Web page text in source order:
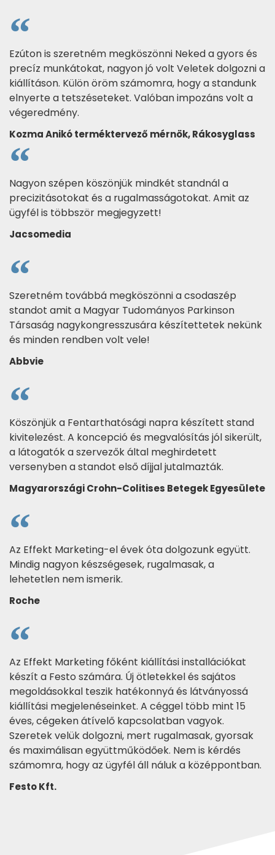
Ezúton is szeretném megköszönni Neked a gyors és
precíz munkátokat, nagyon jó volt Veletek dolgozni a
kiállításon. Külön öröm számomra, hogy a standunk
elnyerte a tetszéseteket. Valóban impozáns volt a
végeredmény.
Kozma Anikó terméktervező mérnök, Rákosyglass
Nagyon szépen köszönjük mindkét standnál a
precizitásotokat és a rugalmasságotokat. Amit az
ügyfél is többször megjegyzett!
Jacsomedia
Szeretném továbbá megköszönni a csodaszép
standot amit a Magyar Tudományos Parkinson
Társaság nagykongresszusára készítettetek nekünk
és minden rendben volt vele!
Abbvie
Köszönjük a Fentarthatósági napra készített stand
kivitelezést. A koncepció és megvalósítás jól sikerült,
a látogatók a szervezők által meghirdetett
versenyben a standot első díjjal jutalmazták.
Magyarországi Crohn-Colitises Betegek Egyesülete
Az Effekt Marketing-el évek óta dolgozunk együtt.
Mindig nagyon készségesek, rugalmasak, a
lehetetlen nem ismerik.
Roche
Az Effekt Marketing főként kiállítási installációkat
készít a Festo számára. Új ötletekkel és sajátos
megoldásokkal teszik hatékonnyá és látványossá
kiállítási megjelenéseinket. A céggel több mint 15
éves, cégeken átívelő kapcsolatban vagyok.
Szeretek velük dolgozni, mert rugalmasak, gyorsak
és maximálisan együttműködőek. Nem is kérdés
számomra, hogy az ügyfél áll náluk a középpontban.
Festo Kft.